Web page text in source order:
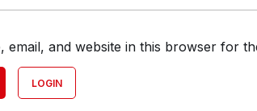
email, and website in this browser for
LOGIN